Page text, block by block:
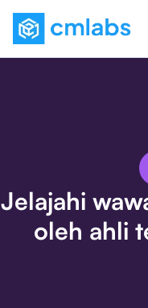
Jelajahi
oleh ahli